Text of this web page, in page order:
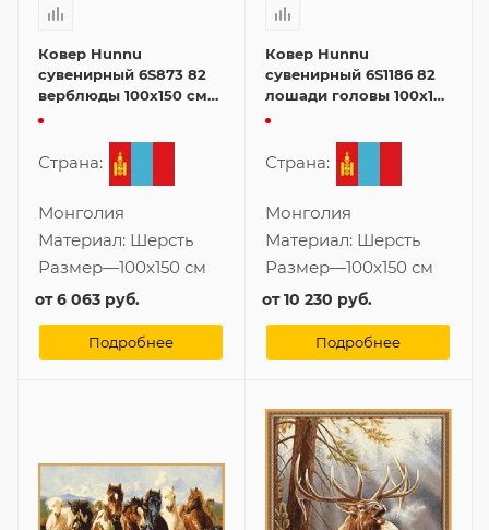
Ковер Hunnu
сувенирный 6S873 82
верблюды 100x150 см
картина
Страна:
Монголия
Материал: Шерсть
Размер—100x150 см
от6 063 руб.
Подробнее
Ковер Hunnu
сувенирный 6S1186 82
лошади головы 100x150
см картина
Страна:
Монголия
Материал: Шерсть
Размер—100x150 см
от10 230 руб.
Подробнее